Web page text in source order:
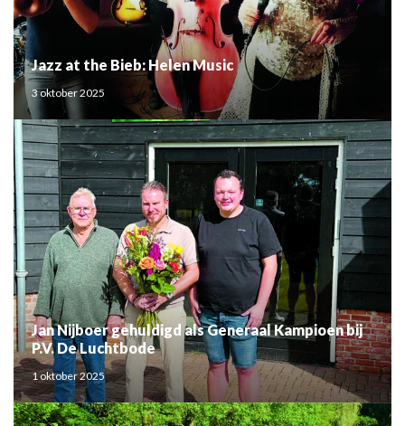
Jazz at the Bieb: Helen Music
3 oktober 2025
Jan Nijboer gehuldigd als Generaal Kampioen bij
P.V. De Luchtbode
1 oktober 2025